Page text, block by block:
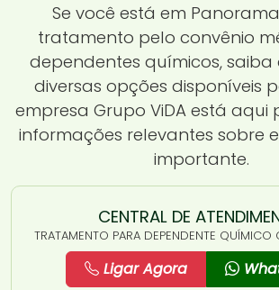
Se você está em
tratamento pelo convênio
dependentes químicos, saiba
diversas opções disponíveis
empresa Grupo ViDA está aqui
informações relevantes sobre
importante.
CENTRAL DE
TRATAMENTO PARA DEPENDENTE QUÍMICO
Ligar Agora